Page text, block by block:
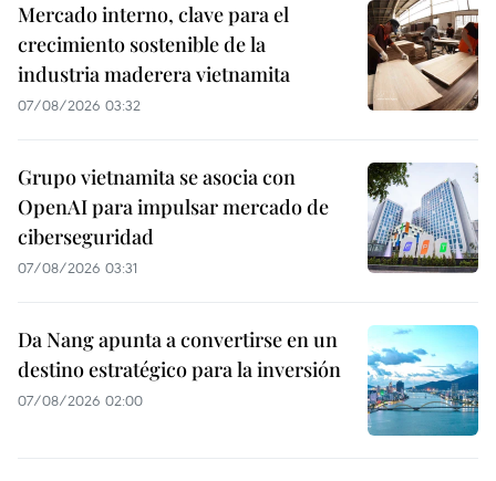
Mercado interno, clave para el
crecimiento sostenible de la
industria maderera vietnamita
07/08/2026 03:32
Grupo vietnamita se asocia con
OpenAI para impulsar mercado de
ciberseguridad
07/08/2026 03:31
Da Nang apunta a convertirse en un
destino estratégico para la inversión
07/08/2026 02:00